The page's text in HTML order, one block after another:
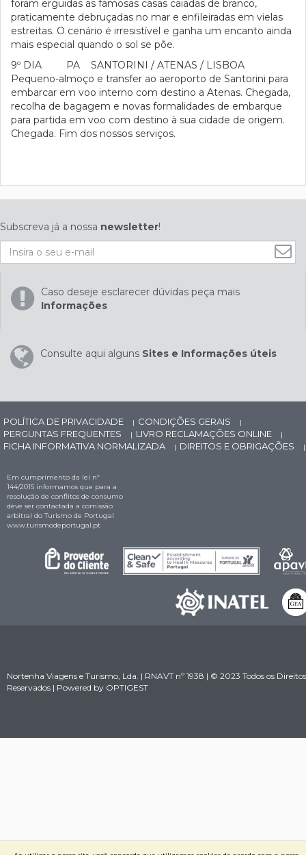
foram erguidas as famosas casas caiadas de branco,
praticamente debruçadas no mar e enfileiradas em vielas
estreitas. O cenário é irresistível e ganha um encanto ainda
mais especial quando o sol se põe.
9º DIA PA SANTORINI / ATENAS / LISBOA
Pequeno-almoço e transfer ao aeroporto de Santorini para
embarcar em voo interno com destino a Atenas. Chegada,
recolha de bagagem e novas formalidades de embarque
para partida em voo com destino à sua cidade de origem.
Chegada. Fim dos nossos serviços.
Subscreva já a nossa newsletter!
Caso deseje esclarecer dúvidas peça mais
Informações
Consulte aqui alguns Sites e Informações úteis
POLÍTICA DE PRIVACIDADE | CONDIÇÕES GERAIS |
PERGUNTAS FREQUENTES | LIVRO RECLAMAÇÕES ONLINE |
FICHA INFORMATIVA NORMALIZADA | DIREITOS E OBRIGAÇÕES |
Em cumprimento da lei nº
144/2015 informamos que para a
resolução de conflitos de consumo
deve ser contactada a comissão
arbitral do Turismo de Portugal
www.turismodeportugal.pt
Nortenha Viagens e Turismo, Lda. | RNAVT nº 1938 | © 2023 Todos os Direitos
Reservados | Powered by OPTIGEST